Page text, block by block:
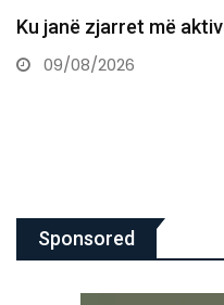
Vuçiq kërcënon me
përmend “terrorin”…
Sponsored